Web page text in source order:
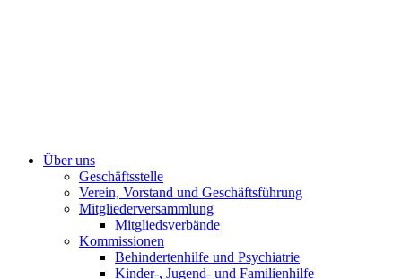
Über uns
Geschäftsstelle
Verein, Vorstand und Geschäftsführung
Mitgliederversammlung
Mitgliedsverbände
Kommissionen
Behindertenhilfe und Psychiatrie
Kinder-, Jugend- und Familienhilfe